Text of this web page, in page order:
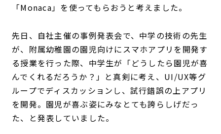
「Monaca」を使ってもらおうと考えました。
先日、自社主催の事例発表会で、中学の技術の先生
が、附属幼稚園の園児向けにスマホアプリを開発す
る授業を行った際、中学生が「どうしたら園児が喜
んでくれるだろうか？」と真剣に考え、UI/UX等グ
ループでディスカッションし、試行錯誤の上アプリ
を開発。園児が喜ぶ姿にみなとても誇らしげだっ
た、と発表していました。